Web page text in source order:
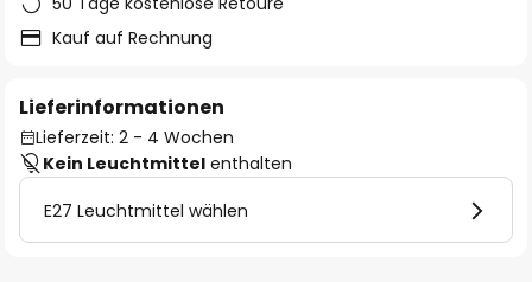
Kauf auf Rechnung
Lieferinformationen
Lieferzeit: 2 - 4 Wochen
Kein Leuchtmittel enthalten
E27 Leuchtmittel wählen